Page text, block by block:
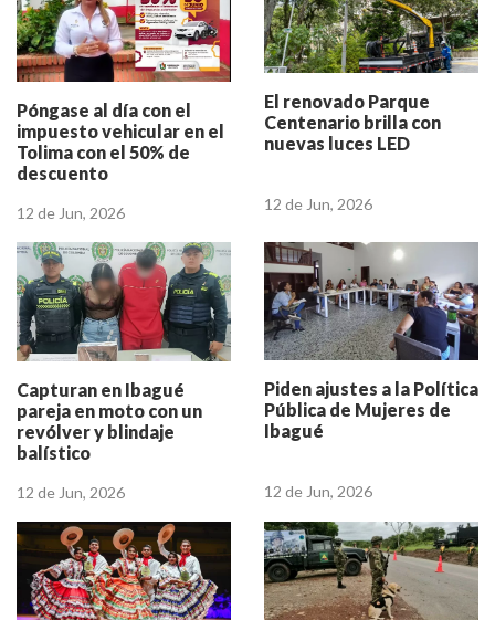
Póngase al día con el
impuesto vehicular en el
Tolima con el 50% de
descuento
12 de Jun, 2026
El renovado Parque
Centenario brilla con
nuevas luces LED
12 de Jun, 2026
Capturan en Ibagué
pareja en moto con un
revólver y blindaje
balístico
12 de Jun, 2026
Piden ajustes a la Política
Pública de Mujeres de
Ibagué
12 de Jun, 2026